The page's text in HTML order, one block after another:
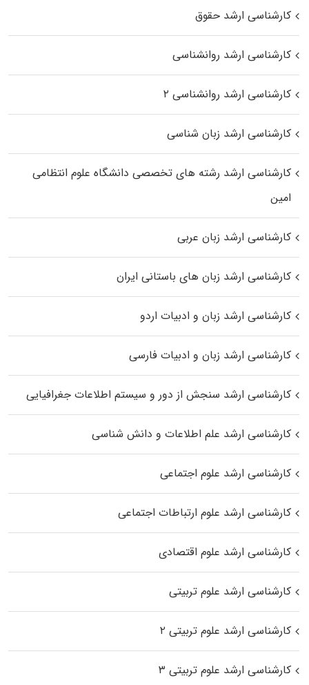
کارشناسی ارشد حقوق
کارشناسی ارشد روانشناسی
کارشناسی ارشد روانشناسی ۲
کارشناسی ارشد زبان شناسی
کارشناسی ارشد رﺷﺘﻪ ﻫﺎی تخصصی داﻧﺸﮕﺎه ﻋﻠﻮم انتظامی
اﻣﻴﻦ
کارشناسی ارشد زبان عربی
کارشناسی ارشد زبان‌ های باستانی ایران
کارشناسی ارشد زبان و ادبیات اردو
کارشناسی ارشد زبان و ادبیات فارسی
کارشناسی ارشد سنجش از دور و سیستم اطلاعات جغرافیایی
کارشناسی ارشد علم اطلاعات و دانش شناسی
کارشناسی ارشد علوم اجتماعی
کارشناسی ارشد علوم ارتباطات اجتماعی
کارشناسی ارشد علوم اقتصادی
کارشناسی ارشد علوم تربیتی
کارشناسی ارشد علوم تربیتی ۲
کارشناسی ارشد علوم تربیتی ۳